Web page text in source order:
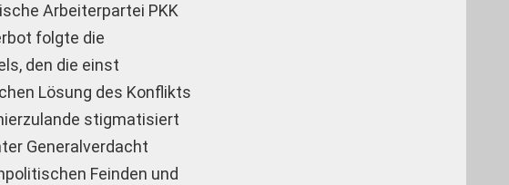
Arbeiterpartei PKK
folgte die
den die einst
Lösung des Konflikts
stigmatisiert
Generalverdacht
Feinden und